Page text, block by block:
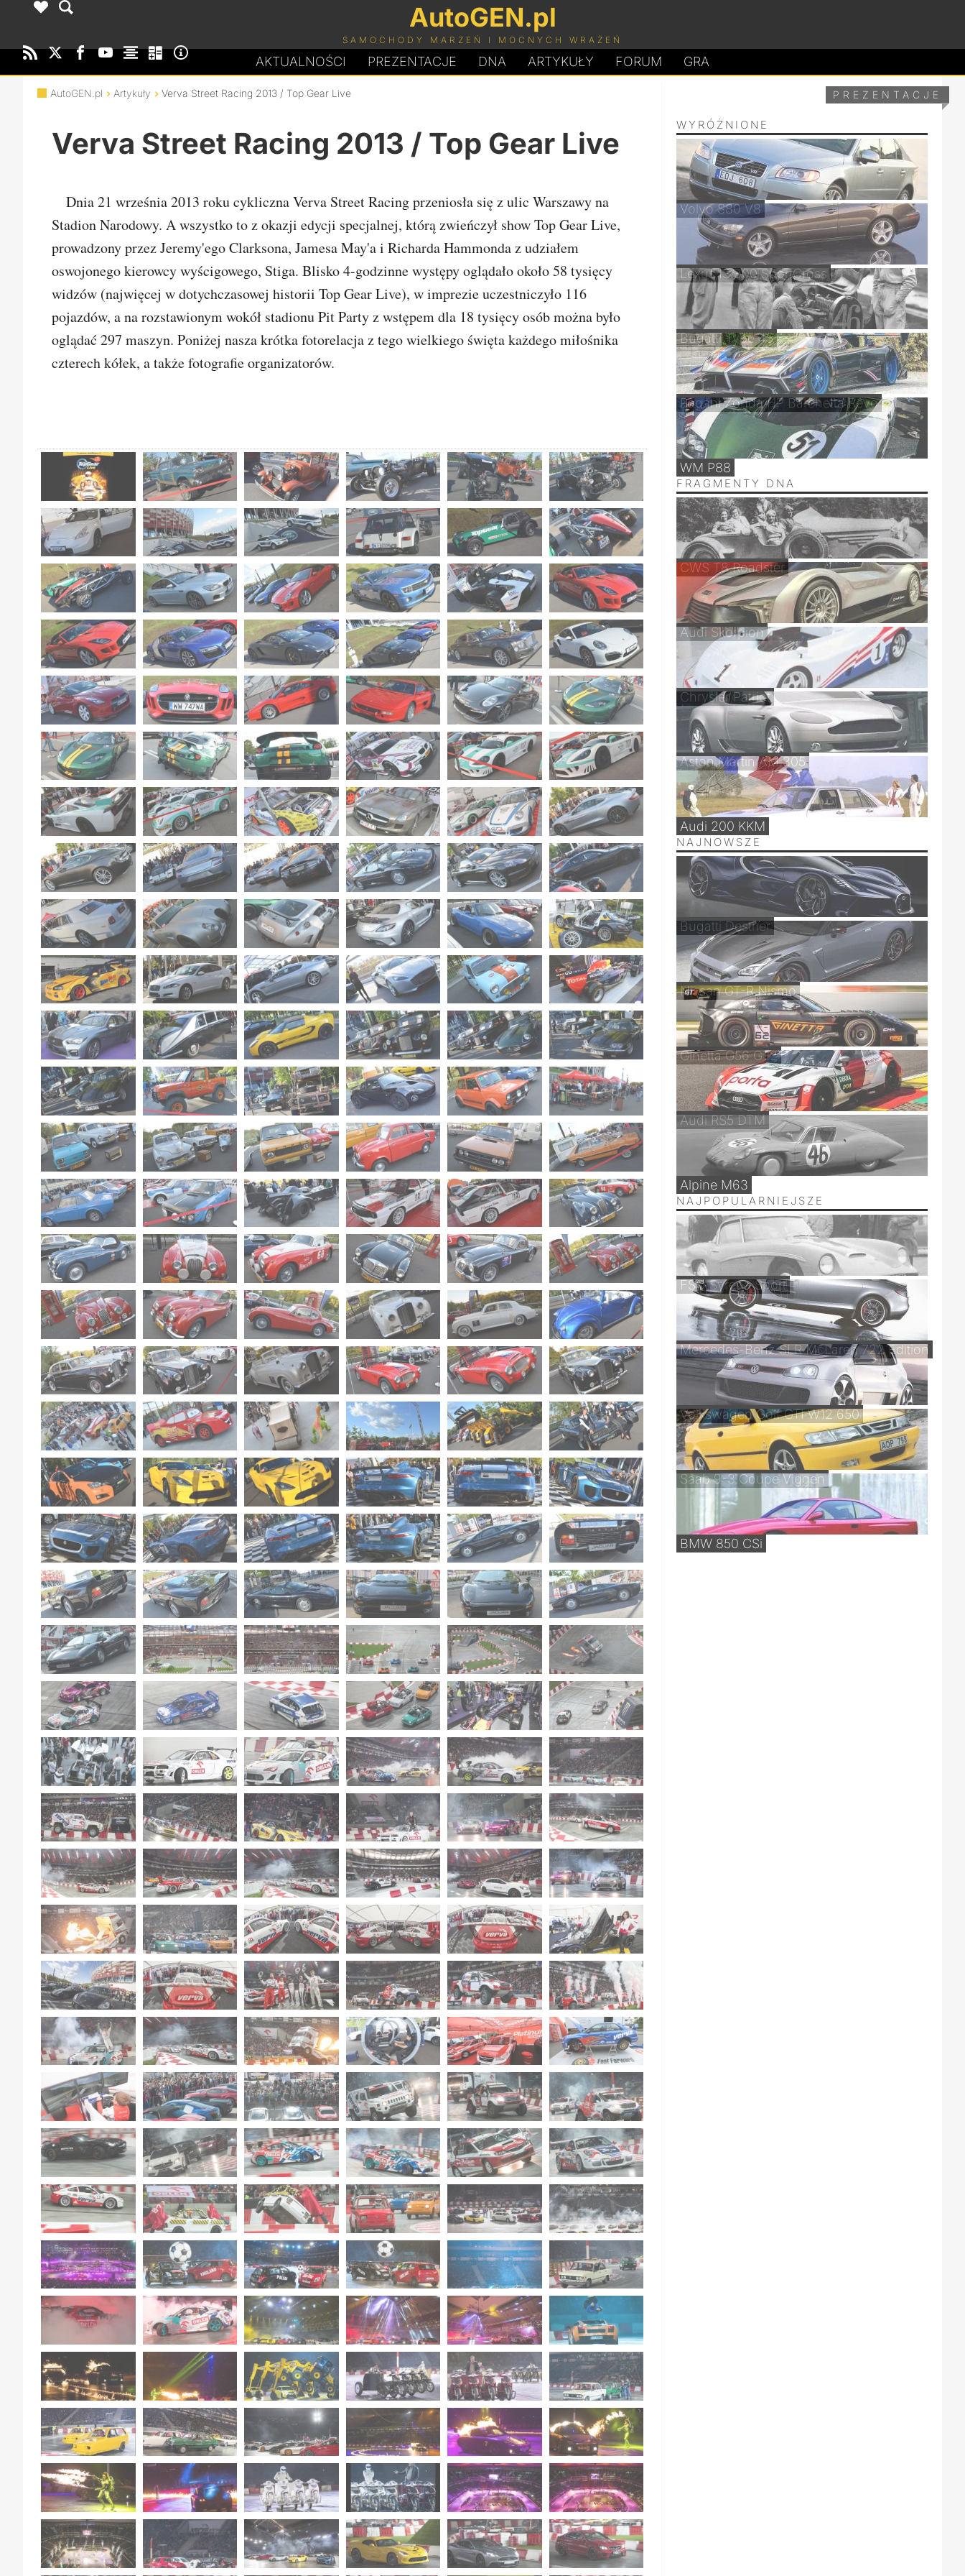
AutoGEN.pl
SAMOCHODY MARZEŃ I MOCNYCH WRAŻEŃ
AKTUALNOŚCI PREZENTACJE DNA ARTYKUŁY FORUM GRA
AutoGEN.pl Artykuły Verva Street Racing 2013 / Top Gear Live
Verva Street Racing 2013 / Top Gear Live
Dnia 21 września 2013 roku cykliczna Verva Street Racing przeniosła się z ulic Warszawy na
Stadion Narodowy. A wszystko to z okazji edycji specjalnej, którą zwieńczył show Top Gear Live,
prowadzony przez Jeremy'ego Clarksona, Jamesa May'a i Richarda Hammonda z udziałem
oswojonego kierowcy wyścigowego, Stiga. Blisko 4-godzinne występy oglądało około 58 tysięcy
widzów (najwięcej w dotychczasowej historii Top Gear Live), w imprezie uczestniczyło 116
pojazdów, a na rozstawionym wokół stadionu Pit Party z wstępem dla 18 tysięcy osób można było
oglądać 297 maszyn. Poniżej nasza krótka fotorelacja z tego wielkiego święta każdego miłośnika
czterech kółek, a także fotografie organizatorów.
PREZENTACJE
WYRÓŻNIONE
Volvo S80 V8
Lexus IS 300 SportCross
Bugatti Type 45
Pagani Zonda HP Barchetta Revo
WM P88
FRAGMENTY DNA
CWS T8 Roadster
Audi Skorpion
Chrysler Patriot
Aston Martin AM 305
Audi 200 KKM
NAJNOWSZE
Bugatti Destrier
Nissan GT-R Nismo
Ginetta G56 GT2
Audi RS5 DTM
Alpine M63
NAJPOPULARNIEJSZE
FSO Syrena Sport
Mercedes-Benz SLR McLaren 722 Edition
Volkswagen Golf GTI W12 650
Saab 9-3 Coupe Viggen
BMW 850 CSi